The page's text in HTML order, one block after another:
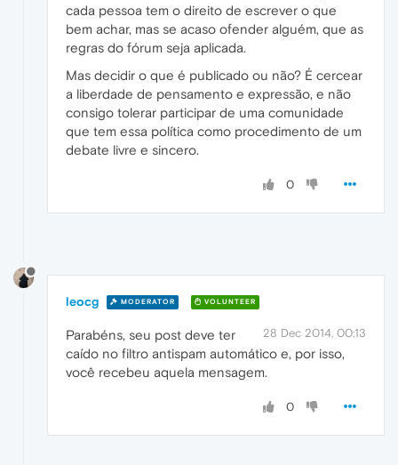
cada pessoa tem o direito de escrever o que
bem achar, mas se acaso ofender alguém, que as
regras do fórum seja aplicada.
Mas decidir o que é publicado ou não? É cercear
a liberdade de pensamento e expressão, e não
consigo tolerar participar de uma comunidade
que tem essa política como procedimento de um
debate livre e sincero.
0
leocg MODERATOR VOLUNTEER
28 Dec 2014, 00:13
Parabéns, seu post deve ter
caído no filtro antispam automático e, por isso,
você recebeu aquela mensagem.
0